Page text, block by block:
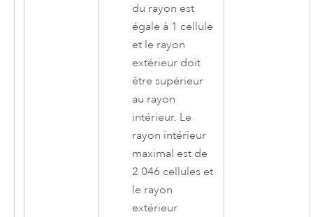
du rayon est
égale à 1 cellule
et le rayon
extérieur doit
être supérieur
au rayon
intérieur. Le
rayon intérieur
maximal est de
2 046 cellules et
le rayon
extérieur